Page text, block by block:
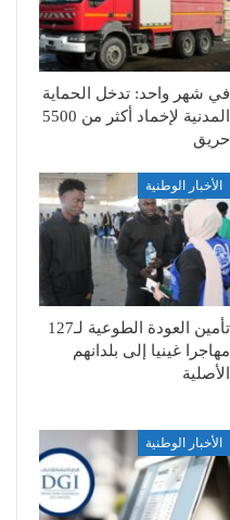
في شهر واحد: تدخل الحماية
المدنية لإخماد أكثر من 5500
حريق
الأخبار الوطنية
تأمين العودة الطوعية لـ127
مهاجرا غينيا إلى بلدانهم
الأصلية
الأخبار الوطنية